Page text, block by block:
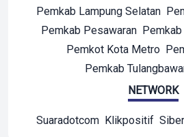
Pemkab Lampung Selatan
Pemkab Pesawaran Pemkab
Pemkot Kota Metro
Pemkab
NETWORK
Suaradotcom Klikpositif